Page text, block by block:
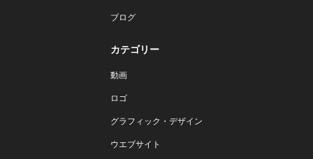
ブログ
カテゴリー
動画
ロゴ
グラフィック・デザイン
ウエブサイト